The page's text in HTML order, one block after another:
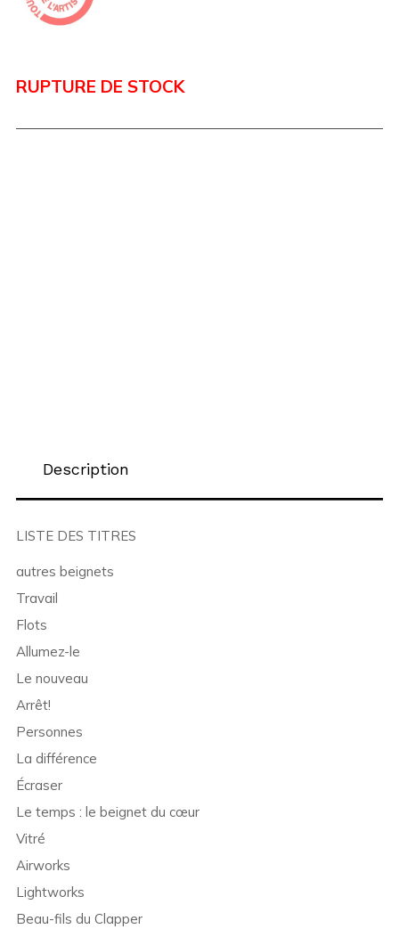
RUPTURE DE STOCK
Description
LISTE DES TITRES
autres beignets
Travail
Flots
Allumez-le
Le nouveau
Arrêt!
Personnes
La différence
Écraser
Le temps : le beignet du cœur
Vitré
Airworks
Lightworks
Beau-fils du Clapper